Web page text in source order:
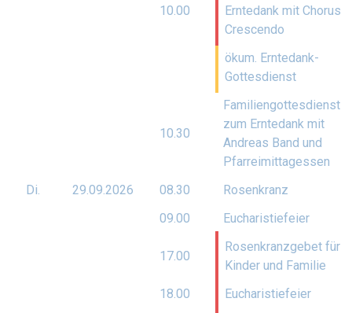
10.00
Erntedank mit Chorus
Crescendo
ökum. Erntedank-
Gottesdienst
10.30
Familiengottesdienst
zum Erntedank mit
Andreas Band und
Pfarreimittagessen
Di.
29.09.2026 08.30
Rosenkranz
09.00
Eucharistiefeier
17.00
Rosenkranzgebet für
Kinder und Familie
18.00
Eucharistiefeier